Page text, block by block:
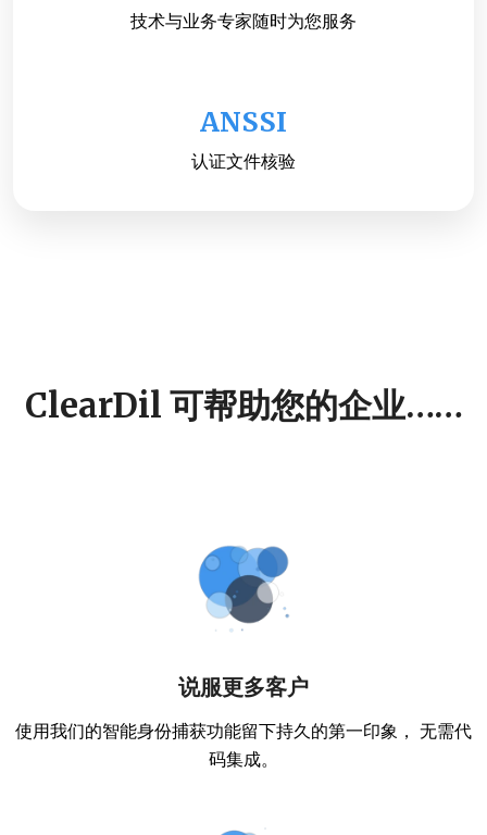
技术与业务专家随时为您服务
ANSSI
认证文件核验
ClearDil 可帮助您的企业……
说服更多客户
使用我们的智能身份捕获功能留下持久的第一印象， 无需代
码集成。